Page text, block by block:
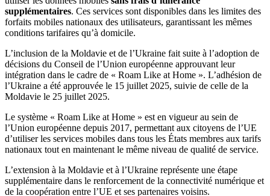
supplémentaires. Ces services sont disponibles dans les limites des
forfaits mobiles nationaux des utilisateurs, garantissant les mêmes
conditions tarifaires qu’à domicile.
L’inclusion de la Moldavie et de l’Ukraine fait suite à l’adoption de
décisions du Conseil de l’Union européenne approuvant leur
intégration dans le cadre de « Roam Like at Home ». L’adhésion de
l’Ukraine a été approuvée le 15 juillet 2025, suivie de celle de la
Moldavie le 25 juillet 2025.
Le système « Roam Like at Home » est en vigueur au sein de
l’Union européenne depuis 2017, permettant aux citoyens de l’UE
d’utiliser les services mobiles dans tous les États membres aux tarifs
nationaux tout en maintenant le même niveau de qualité de service.
L’extension à la Moldavie et à l’Ukraine représente une étape
supplémentaire dans le renforcement de la connectivité numérique et
de la coopération entre l’UE et ses partenaires voisins.